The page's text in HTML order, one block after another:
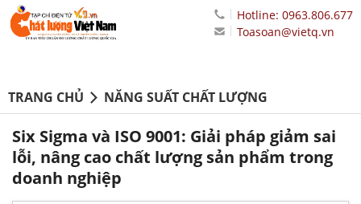
Hotline: 0963.806.677
Toasoan@vietq.vn
TRANG CHỦ NĂNG SUẤT CHẤT LƯỢNG
Six Sigma và ISO 9001: Giải pháp giảm sai
lỗi, nâng cao chất lượng sản phẩm trong
doanh nghiệp